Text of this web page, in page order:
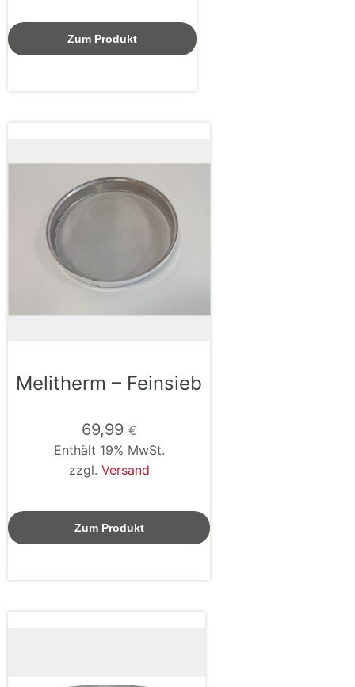
Zum Produkt
Melitherm – Feinsieb
69,99 €
Enthält 19% MwSt.
zzgl. Versand
Zum Produkt